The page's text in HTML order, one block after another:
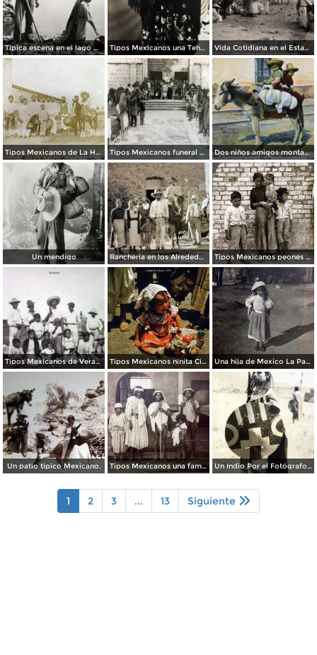
Típica escena en el lago de Pátzcuaro Tipos Mexicanos una Tehuana. Vida Cotidiana en el Estado de Veracruz 1922.
Tipos Mexicanos de La Hacienda La Purisima. Tipos Mexicanos funeral de un nino.. Dos niños amigos montados en burro
Un mendigo Rancheria en los Alrededores. Tipos Mexicanos peones 1906.
Tipos Mexicanos de Veracruz. Tipos Mexicanos ninita Ciudad de México 1954.. Una hija de Mexico La Parrila Durango 15 de Diciembre de 1907
Un patio tipico Mexicano. Tipos Mexicanos una familia tarahumara. ( Circulada el 22 de Noviembre de 1926 ). Un Indio Por el Fotógrafo Hugo Brehme. ( Circulada el 16 de Enero de 1936 ).
1 2 3 ... 13 Siguiente